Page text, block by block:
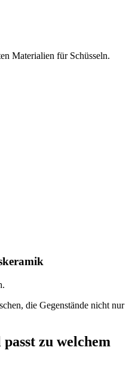
Materialien für Schüsseln.
die Gegenstände nicht nur
zu welchem